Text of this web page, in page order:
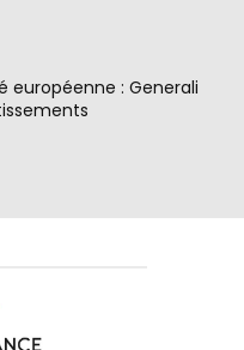
européenne : Generali